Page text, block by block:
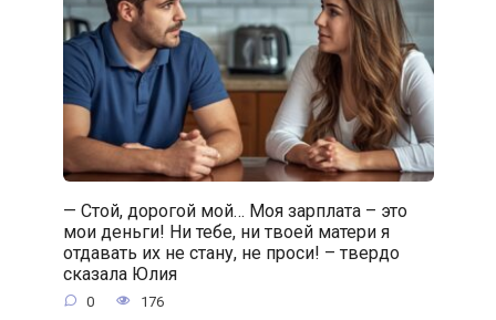
— Стой, дорогой мой… Моя зарплата – это
мои деньги! Ни тебе, ни твоей матери я
отдавать их не стану, не проси! – твердо
сказала Юлия
0 176